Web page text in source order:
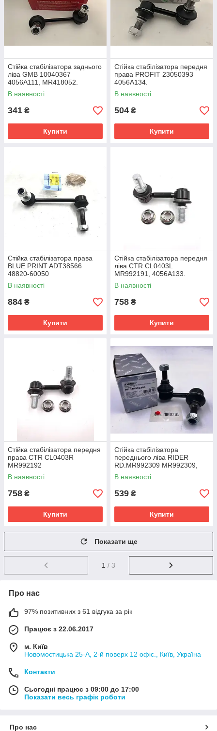
Стійка стабілізатора заднього
ліва GMB 10040367
4056A111, MR418052.
В наявності
341 ₴
Купити
Стійка стабілізатора передня
права PROFIT 23050393
4056A134.
В наявності
504 ₴
Купити
Стійка стабілізатора права
BLUE PRINT ADT38566
48820-60050
В наявності
884 ₴
Купити
Стійка стабілізатора передня
ліва CTR CL0403L
MR992191, 4056A133.
В наявності
758 ₴
Купити
Стійка стабілізатора передня
права CTR CL0403R
MR992192
В наявності
758 ₴
Купити
Стійка стабілізатора
переднього ліва RIDER
RD.MR992309 MR992309,
4056A194, 4056A192.
В наявності
539 ₴
Купити
Показати ще
1 / 3
Про нас
97% позитивних з 61 відгука за рік
Працює з 22.06.2017
м. Київ
Новомостицька 25-А, 2-й поверх 12 офіс., Київ, Україна
Контакти
Сьогодні працює з 09:00 до 17:00
Показати весь графік роботи
Про нас